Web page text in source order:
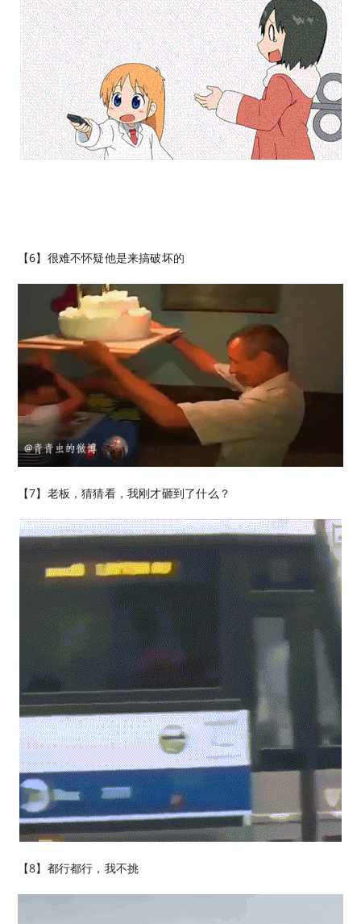
【6】​很难不怀疑他是来搞破坏的
【7】老板，猜猜看，我刚才砸到了什么？
【8】都行都行，我不挑